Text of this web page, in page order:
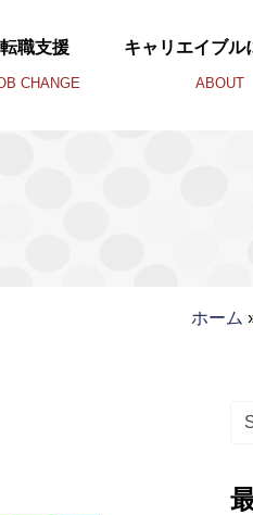
転職支援
CHANGE
キャリエイブル
ABOUT
ホーム